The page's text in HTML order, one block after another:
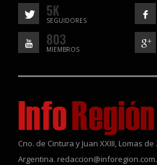
5K
SEGUIDORES
803
MIEMBROS
Cno. de Cintura y Juan XXIII, Lomas
Argentina.